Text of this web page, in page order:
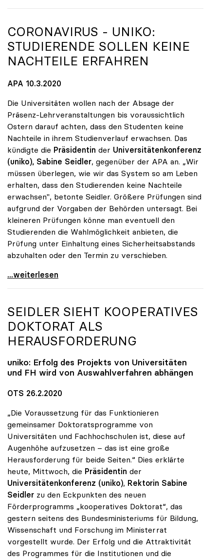
CORONAVIRUS - UNIKO:
STUDIERENDE SOLLEN KEINE
NACHTEILE ERFAHREN
APA 10.3.2020
Die Universitäten wollen nach der Absage der
Präsenz-Lehrveranstaltungen bis voraussichtlich
Ostern darauf achten, dass den Studenten keine
Nachteile in ihrem Studienverlauf erwachsen. Das
kündigte die Präsidentin der Universitätenkonferenz
(uniko), Sabine Seidler, gegenüber der APA an. „Wir
müssen überlegen, wie wir das System so am Leben
erhalten, dass den Studierenden keine Nachteile
erwachsen", betonte Seidler. Größere Prüfungen sind
aufgrund der Vorgaben der Behörden untersagt. Bei
kleineren Prüfungen könne man eventuell den
Studierenden die Wahlmöglichkeit anbieten, die
Prüfung unter Einhaltung eines Sicherheitsabstands
abzuhalten oder den Termin zu verschieben.
Coronavirus - uniko: Studierende sollen keine
...weiterlesen
SEIDLER SIEHT KOOPERATIVES
DOKTORAT ALS
HERAUSFORDERUNG
uniko: Erfolg des Projekts von Universitäten
und FH wird von Auswahlverfahren abhängen
OTS 26.2.2020
„Die Voraussetzung für das Funktionieren
gemeinsamer Doktoratsprogramme von
Universitäten und Fachhochschulen ist, diese auf
Augenhöhe aufzusetzen – das ist eine große
Herausforderung für beide Seiten.“ Dies erklärte
heute, Mittwoch, die Präsidentin der
Universitätenkonferenz (uniko), Rektorin Sabine
Seidler zu den Eckpunkten des neuen
Förderprogramms „kooperatives Doktorat“, das
gestern seitens des Bundesministeriums für Bildung,
Wissenschaft und Forschung im Ministerrat
vorgestellt wurde. Der Erfolg und die Attraktivität
des Programmes für die Institutionen und die